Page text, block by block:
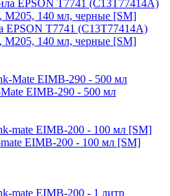
EPSON T7741 (C13T77414A)
M205, 140 мл, черные [SM]
EIMB-290 - 500 мл
EIMB-200 - 100 мл [SM]